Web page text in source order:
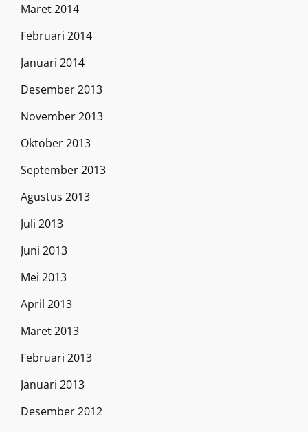
Maret 2014
Februari 2014
Januari 2014
Desember 2013
November 2013
Oktober 2013
September 2013
Agustus 2013
Juli 2013
Juni 2013
Mei 2013
April 2013
Maret 2013
Februari 2013
Januari 2013
Desember 2012